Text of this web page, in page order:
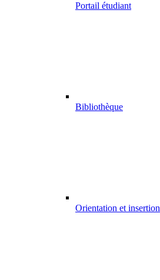
Portail étudiant
Bibliothèque
Orientation et insertion